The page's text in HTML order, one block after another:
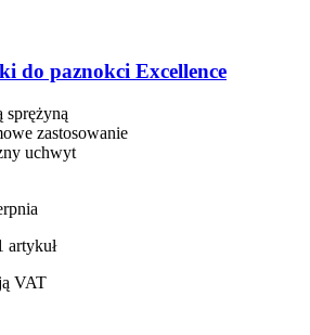
do paznokci Excellence
sprężyną
zastosowanie
uchwyt
artykuł
VAT